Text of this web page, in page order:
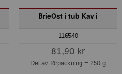
BrieOst i tub Kavli
116540
81,90 kr
Del av förpackning = 250 g